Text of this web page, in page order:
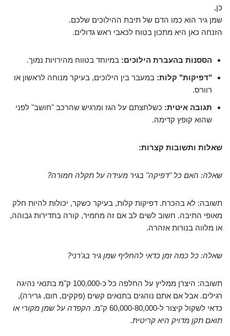
כן,
שמן גיר הוא כמו הדם של תיבת ההילוכים שלכם.
הזנחה כאן היא מתכון בטוח לכאבי ראש גדולים.
הססנות בהעברת הילוכים: במיוחד בטווח מהירויות נמוך.
"דפיקות" קלות: במעבר בין הילוכים, בעיקר מנוחה לראשון או
רוורס.
תגובה איטית: כשלחצתם על הגז ומרגיש שהרכב "חושב" לפני
שהוא קופץ קדימה.
שאלות ותשובות קצרות:
שאלה: האם כל "דפיקה" בגיר מעידה על תקלה חמורה?
תשובה: לא בהכרח. דפיקות קלות, בעיקר כשקר, יכולות להיות חלק
מאופי התיבה. חשוב לשים לב אם זה מחמיר, קורה בתדירות גבוהה,
או מלווה בנורות אזהרה.
שאלה: כל כמה זמן כדאי להחליף שמן גיר בג'רני?
תשובה: היצרן ממליץ על החלפה כל כ-100,000 ק"מ בתנאי נהיגה
רגילים. אבל אם אתם נוהגים בתנאים קשים (פקקים, חום, גרירה),
כדאי לשקול קיצור ל-60,000-80,000 ק"מ.
הקפדה על שמן מקורי או
תואם תקן מדויק היא קריטית.